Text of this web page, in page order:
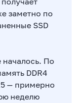
заметно по
SSD
По
DDR4
— примерно
неделю